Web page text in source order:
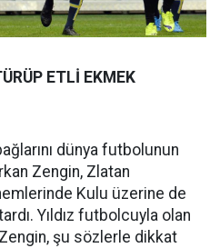
ETLİ EKMEK
dünya futbolunun
Zengin, Zlatan
Kulu üzerine de
Yıldız futbolcuyla olan
şu sözlerle dikkat